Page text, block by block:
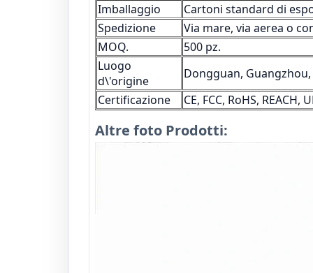
Imballaggio
Cartoni standard di
Spedizione
Via mare, via aerea o
MOQ.
500 pz.
Luogo
d\'origine
Dongguan, Guangzhou,
Certificazione
CE, FCC, RoHS, REACH,
Altre foto Prodotti: